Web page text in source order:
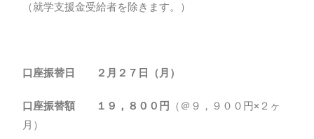
（就学支援金受給者を除きます。）
口座振替日 ２月２７日（月）
口座振替額 １９，８００円
（＠９，９００円×２ヶ
月）